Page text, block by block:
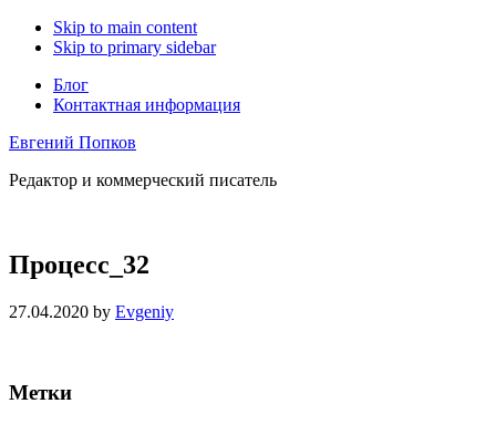
Skip to main content
Skip to primary sidebar
Блог
Контактная информация
Евгений Попков
Редактор и коммерческий писатель
Процесс_32
27.04.2020 by Evgeniy
Primary
Метки